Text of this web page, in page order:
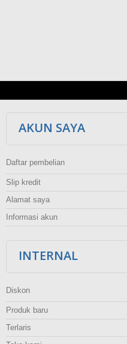
AKUN SAYA
Daftar pembelian
Slip kredit
Alamat saya
Informasi akun
INTERNAL
Diskon
Produk baru
Terlaris